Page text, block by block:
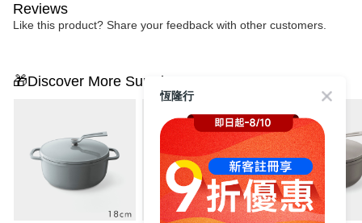
Reviews
Like this product? Share your feedback with other customers.
🎁Discover More Surprises
恆隆行